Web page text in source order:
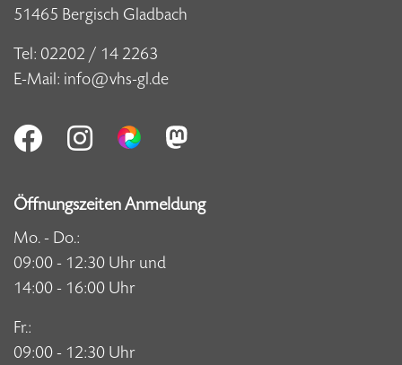
51465 Bergisch Gladbach
Tel: 02202 / 14 2263
E-Mail: info@vhs-gl.de
Öffnungszeiten Anmeldung
Mo. - Do.:
09:00 - 12:30 Uhr und
14:00 - 16:00 Uhr
Fr.:
09:00 - 12:30 Uhr